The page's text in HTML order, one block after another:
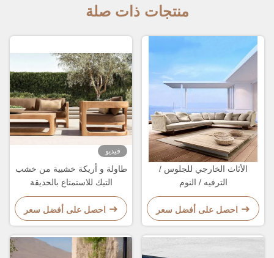
منتجات ذات صلة
فيديو
طاولة و أريكة خشبية من خشب
التيك للاستمتاع بالحديقة
احصل على أفضل سعر
الأثاث الخارجي للجلوس /
الترفيه / النوم
احصل على أفضل سعر